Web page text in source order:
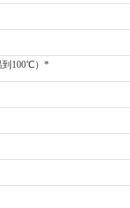
到100℃）*